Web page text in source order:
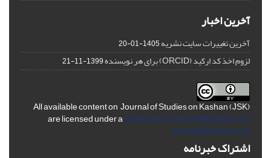
آخرین اخبار
آخرین تغییرات سایت نشریه1405-01-20
لزوم اخذ کد ارکید (ORCID) برای هر نویسنده 1399-11-21
All available content on Journal of Studies on Kashan (JSK)
are licensed under aCreative Commons Attribution 4.0
International License
اشتراک خبرنامه